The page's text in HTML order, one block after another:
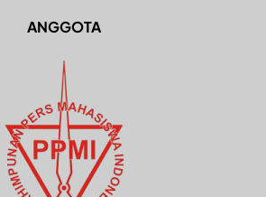
ANGGOTA